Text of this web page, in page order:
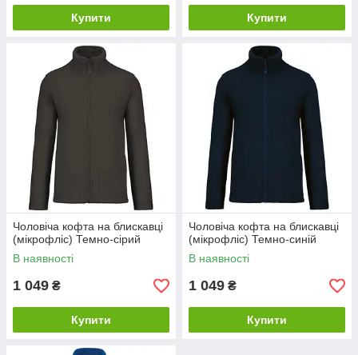
Купити Купити
Чоловіча кофта на блискавці
(мікрофліс) Темно-сірий
В наявності
1 049 ₴
Купити
Чоловіча кофта на блискавці
(мікрофліс) Темно-синій
В наявності
1 049 ₴
Купити